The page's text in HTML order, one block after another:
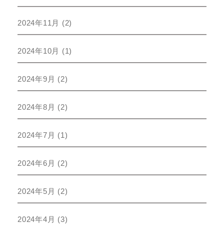
2024年11月 (2)
2024年10月 (1)
2024年9月 (2)
2024年8月 (2)
2024年7月 (1)
2024年6月 (2)
2024年5月 (2)
2024年4月 (3)